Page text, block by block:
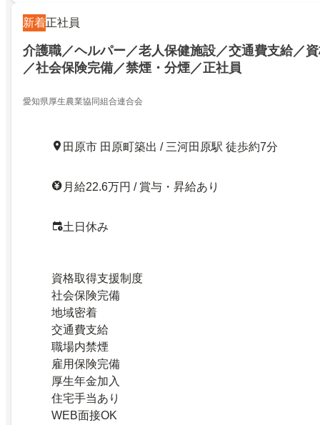
新着正社員
介護職／ヘルパー／老人保健施設／交通費支給／
／社会保険完備／禁煙・分煙／正社員
愛知県厚生農業協同組合連合会
田原市 田原町築出 / 三河田原駅 徒歩約7分
月給22.6万円 / 賞与・昇給あり
土日休み
資格取得支援制度
社会保険完備
地域密着
交通費支給
職場内禁煙
雇用保険完備
厚生年金加入
住宅手当あり
WEB面接OK